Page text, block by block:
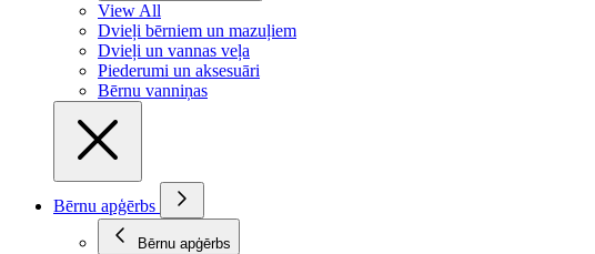
View All
Dvieļi bērniem un mazuļiem
Dvieļi un vannas veļa
Piederumi un aksesuāri
Bērnu vanniņas
Bērnu apģērbs
Bērnu apģērbs